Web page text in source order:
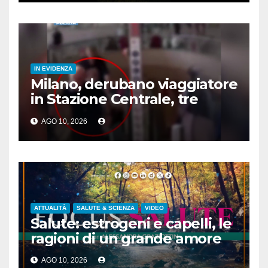
IN EVIDENZA
Milano, derubano viaggiatore
in Stazione Centrale, tre
arresti
AGO 10, 2026
ATTUALITÀ SALUTE & SCIENZA VIDEO
Salute: estrogeni e capelli, le
ragioni di un grande amore
AGO 10, 2026